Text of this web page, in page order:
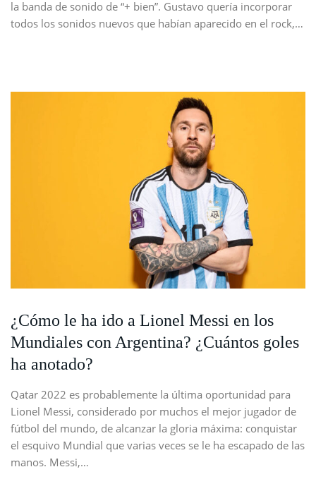
la banda de sonido de “+ bien”. Gustavo quería incorporar
todos los sonidos nuevos que habían aparecido en el rock,…
¿Cómo le ha ido a Lionel Messi en los
Mundiales con Argentina? ¿Cuántos goles
ha anotado?
Qatar 2022 es probablemente la última oportunidad para
Lionel Messi, considerado por muchos el mejor jugador de
fútbol del mundo, de alcanzar la gloria máxima: conquistar
el esquivo Mundial que varias veces se le ha escapado de las
manos. Messi,…